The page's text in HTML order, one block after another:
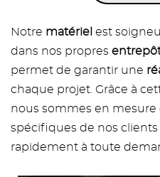
Notre matériel est
dans nos propres
permet de garantir une
chaque projet. Grâce à
nous sommes en mesure
spécifiques de nos
rapidement à toute